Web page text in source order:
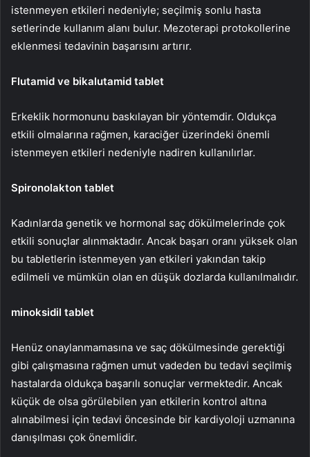
istenmeyen etkileri nedeniyle; seçilmiş sonlu hasta
setlerinde kullanım alanı bulur. Mezoterapi protokollerine
eklenmesi tedavinin başarısını artırır.
Flutamid ve bikalutamid tablet
Erkeklik hormonunu baskılayan bir yöntemdir. Oldukça
etkili olmalarına rağmen, karaciğer üzerindeki önemli
istenmeyen etkileri nedeniyle nadiren kullanılırlar.
Spironolakton tablet
Kadınlarda genetik ve hormonal saç dökülmelerinde çok
etkili sonuçlar alınmaktadır. Ancak başarı oranı yüksek olan
bu tabletlerin istenmeyen yan etkileri yakından takip
edilmeli ve mümkün olan en düşük dozlarda kullanılmalıdır.
minoksidil tablet
Henüz onaylanmamasına ve saç dökülmesinde gerektiği
gibi çalışmasına rağmen umut vadeden bu tedavi seçilmiş
hastalarda oldukça başarılı sonuçlar vermektedir. Ancak
küçük de olsa görülebilen yan etkilerin kontrol altına
alınabilmesi için tedavi öncesinde bir kardiyoloji uzmanına
danışılması çok önemlidir.